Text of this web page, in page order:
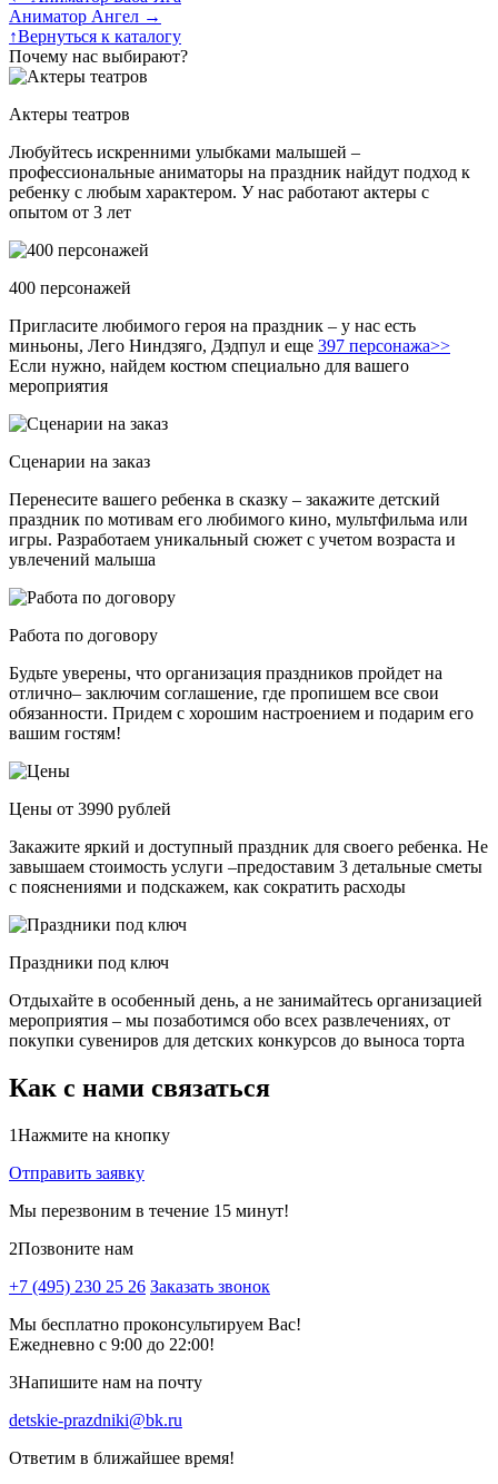
Аниматор Ангел →
↑Вернуться к каталогу
Почему нас выбирают?
Актеры театров
Любуйтесь искренними улыбками малышей –
профессиональные аниматоры на праздник найдут подход к
ребенку с любым характером. У нас работают актеры с
опытом от 3 лет
400 персонажей
Пригласите любимого героя на праздник – у нас есть
миньоны, Лего Ниндзяго, Дэдпул и еще 397 персонажа>>
Если нужно, найдем костюм специально для вашего
мероприятия
Сценарии на заказ
Перенесите вашего ребенка в сказку – закажите детский
праздник по мотивам его любимого кино, мультфильма или
игры. Разработаем уникальный сюжет с учетом возраста и
увлечений малыша
Работа по договору
Будьте уверены, что организация праздников пройдет на
отлично– заключим соглашение, где пропишем все свои
обязанности. Придем с хорошим настроением и подарим его
вашим гостям!
Цены от 3990 рублей
Закажите яркий и доступный праздник для своего ребенка. Не
завышаем стоимость услуги –предоставим 3 детальные сметы
с пояснениями и подскажем, как сократить расходы
Праздники под ключ
Отдыхайте в особенный день, а не занимайтесь организацией
мероприятия – мы позаботимся обо всех развлечениях, от
покупки сувениров для детских конкурсов до выноса торта
Как с нами связаться
1Нажмите на кнопку
Отправить заявку
Мы перезвоним в течение 15 минут!
2Позвоните нам
+7 (495) 230 25 26 Заказать звонок
Мы бесплатно проконсультируем Вас!
Ежедневно с 9:00 до 22:00!
3Напишите нам на почту
detskie-prazdniki@bk.ru
Ответим в ближайшее время!